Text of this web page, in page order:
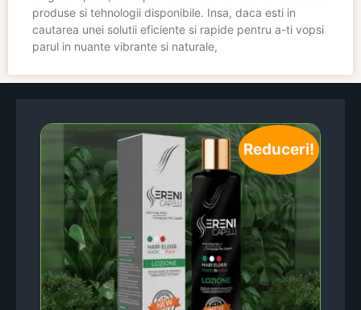
produse si tehnologii disponibile. Insa, daca esti in
cautarea unei solutii eficiente si rapide pentru a-ti vopsi
parul in nuante vibrante si naturale,
Reduceri!